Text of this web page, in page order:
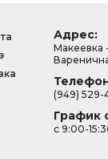
Адрес:
Макеевка
(949) 529-
График
с 9:00-